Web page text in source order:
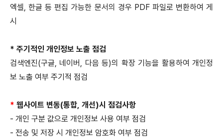
엑셀, 한글 등 편집 가능한 문서의 경우 PDF 파일로 변환하여 게
시
* 주기적인 개인정보 노출 점검
검색엔진(구글, 네이버, 다음 등)의 확장 기능을 활용하여 개인정
보 노출 여부 주기적 점검
* 웹사이트 변동(통합, 개선)시 점검사항
- 개인 구분 값으로 개인정보 사용 여부 점검
- 전송 및 저장 시 개인정보 암호화 여부 점검